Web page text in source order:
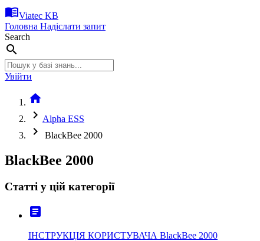
menu_bookViatec KB
Головна Надіслати запит
Search
search
Увійти
home
chevron_right Alpha ESS
chevron_right BlackBee 2000
BlackBee 2000
Статті у цій категорії
article
ІНСТРУКЦІЯ КОРИСТУВАЧА BlackBee 2000